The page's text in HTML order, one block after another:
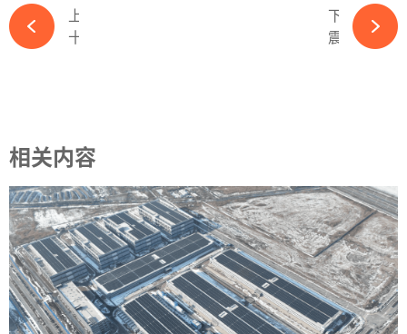
下一篇
震荡的光伏：如何看待本轮出清风暴-必赢体育官网网站
相关内容